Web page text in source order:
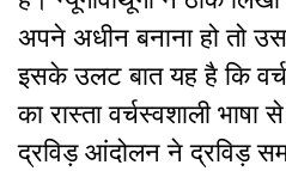
अपने अधीन बनाना हो तो
इसके उलट बात यह है कि
का रास्ता वर्चस्वशाली
द्रविड़ आंदोलन ने द्रविड़